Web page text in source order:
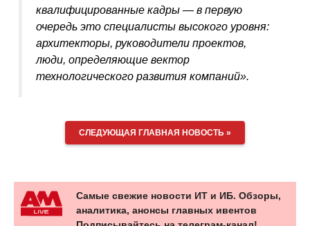
квалифицированные кадры — в первую
очередь это специалисты высокого уровня:
архитекторы, руководители проектов,
люди, определяющие вектор
технологического развития компаний».
СЛЕДУЮЩАЯ ГЛАВНАЯ НОВОСТЬ »
Самые свежие новости ИТ и ИБ. Обзоры,
аналитика, анонсы главных ивентов